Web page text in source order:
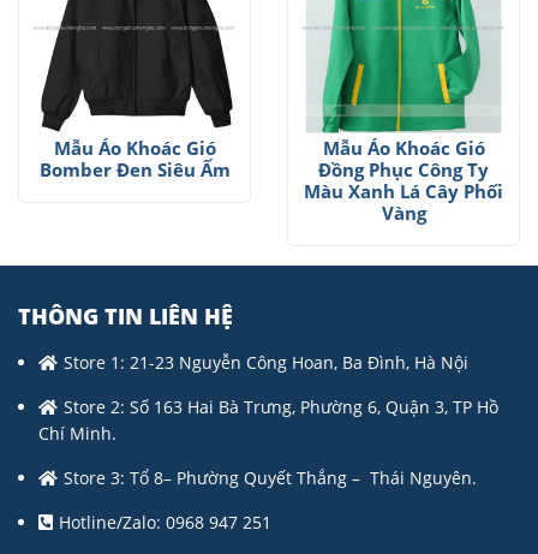
Mẫu Áo Khoác Gió
Bomber Đen Siêu Ấm
Mẫu Áo Khoác Gió
Đồng Phục Công Ty
Màu Xanh Lá Cây Phối
Vàng
THÔNG TIN LIÊN HỆ
Store 1: 21-23 Nguyễn Công Hoan, Ba Đình, Hà Nội
Store 2: Số 163 Hai Bà Trưng, Phường 6, Quận 3, TP Hồ
Chí Minh.
Store 3: Tổ 8– Phường Quyết Thắng – Thái Nguyên.
Hotline/Zalo: 0968 947 251